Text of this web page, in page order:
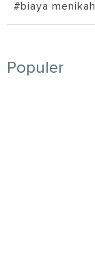
#biaya menikah
Populer